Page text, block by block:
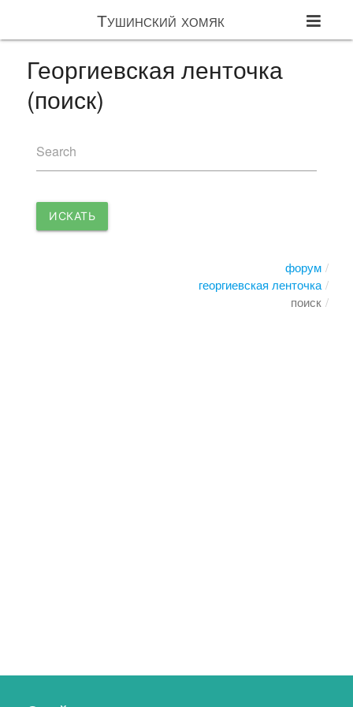
Тушинский хомяк
Георгиевская ленточка
(поиск)
Search
ИСКАТЬ
форум
георгиевская ленточка
поиск